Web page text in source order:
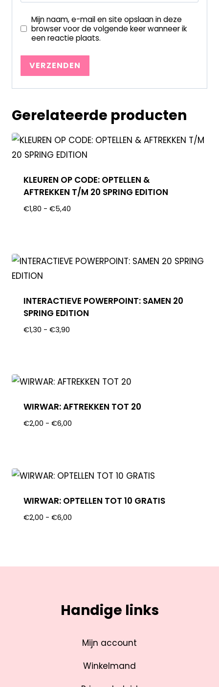
Mijn naam, e-mail en site opslaan in deze
browser voor de volgende keer wanneer ik
een reactie plaats.
Gerelateerde producten
KLEUREN OP CODE: OPTELLEN &
AFTREKKEN T/M 20 SPRING EDITION
€1,80 - €5,40
INTERACTIEVE POWERPOINT: SAMEN 20
SPRING EDITION
€1,30 - €3,90
WIRWAR: AFTREKKEN TOT 20
€2,00 - €6,00
WIRWAR: OPTELLEN TOT 10 GRATIS
€2,00 - €6,00
Handige links
Mijn account
Winkelmand